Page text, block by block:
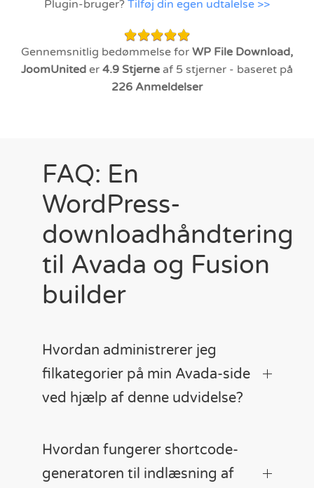
Plugin-bruger? Tilføj din egen udtalelse >>
Gennemsnitlig bedømmelse for WP File Download,
JoomUnited er 4.9 Stjerne af 5 stjerner - baseret på
226 Anmeldelser
FAQ: En
WordPress-
downloadhåndtering
til Avada og Fusion
builder
Hvordan administrerer jeg
filkategorier på min Avada-side
ved hjælp af denne udvidelse?
Hvordan fungerer shortcode-
generatoren til indlæsning af